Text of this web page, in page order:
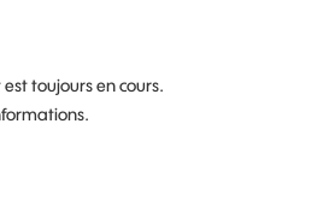
toujours en cours.